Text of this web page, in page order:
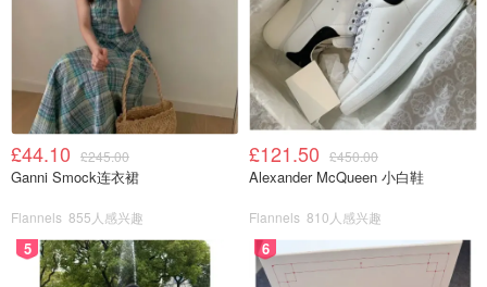
£44.10 £245.00
Ganni Smock连衣裙
Flannels 855人感兴趣
£121.50 £450.00
Alexander McQueen 小白鞋
Flannels 810人感兴趣
5 6